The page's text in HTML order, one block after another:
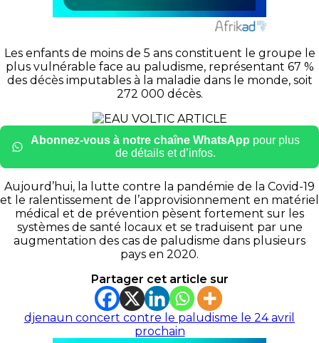
Les enfants de moins de 5 ans constituent le groupe le
plus vulnérable face au paludisme, représentant 67 %
des décès imputables à la maladie dans le monde, soit
272 000 décès.
Abonnez-vous à notre chaîne WhatsApp pour plus
de détails et d’infos.
Aujourd’hui, la lutte contre la pandémie de la Covid-19
et le ralentissement de l’approvisionnement en matériel
médical et de prévention pèsent fortement sur les
systèmes de santé locaux et se traduisent par une
augmentation des cas de paludisme dans plusieurs
pays en 2020.
Partager cet article sur
djenaun concert contre le paludisme le 24 avril
prochain